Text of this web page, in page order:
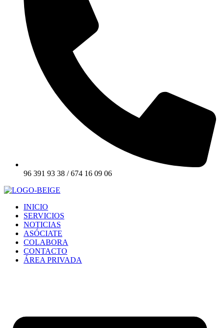
96 391 93 38 / 674 16 09 06
INICIO
SERVICIOS
NOTICIAS
ASÓCIATE
COLABORA
CONTACTO
ÁREA PRIVADA